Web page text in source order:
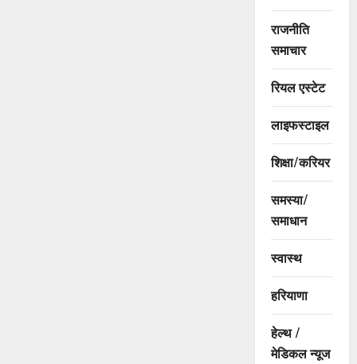
राजनीति
समाचार
रियल एस्टेट
लाइफस्टाइल
शिक्षा/करियर
समस्या/
समाधान
स्वास्थ
हरियाणा
हेल्थ /
मेडिकल न्यूज